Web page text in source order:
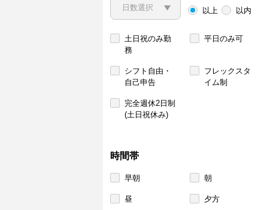
以上 以内
土日祝のみ勤
務
平日のみ可
シフト自由・
自己申告
フレックスタ
イム制
完全週休2日制
(土日祝休み)
時間帯
早朝 朝
昼 夕方